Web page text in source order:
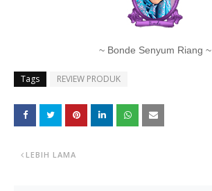
~ Bonde Senyum Riang ~
Tags REVIEW PRODUK
LEBIH LAMA